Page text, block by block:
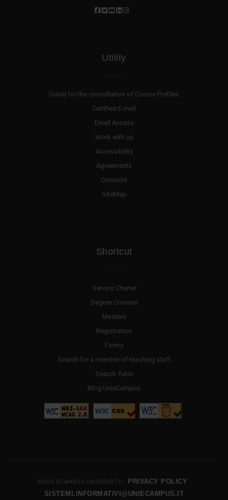
Utility
Guide for the consultation of Course Profiles
Certified E-mail
Email Access
Work with us
Accessibility
Agreements
Contacts
SiteMap
Shortcut
Service Charter
Degree Courses
Masters
Registration
Forms
Search for a member of teaching staff
Search Tutor
Blog UnieCampus
©2025 ECAMPUS UNIVERSITY - PRIVACY POLICY -
SISTEMI.INFORMATIVI@UNIECAMPUS.IT